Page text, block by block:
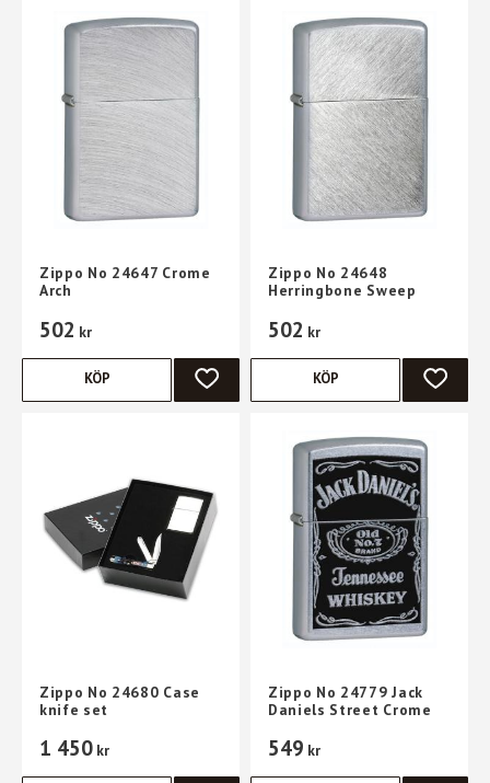
Zippo No 24647 Crome
Arch
502 kr
LÄGG TILL I FAVORITER
KÖP
Zippo No 24648
Herringbone Sweep
502 kr
LÄGG
KÖP
Zippo No 24680 Case
knife set
1 450 kr
Zippo No 24779 Jack
Daniels Street Crome
549 kr